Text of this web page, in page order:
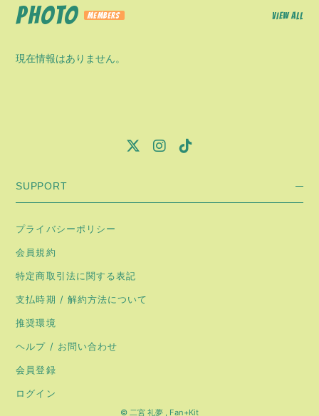
PHOTO VIEW ALL
現在情報はありません。
SUPPORT
プライバシーポリシー
会員規約
特定商取引法に関する表記
支払時期 / 解約方法について
推奨環境
ヘルプ / お問い合わせ
会員登録
ログイン
© 二宮 礼夢 , Fan+Kit